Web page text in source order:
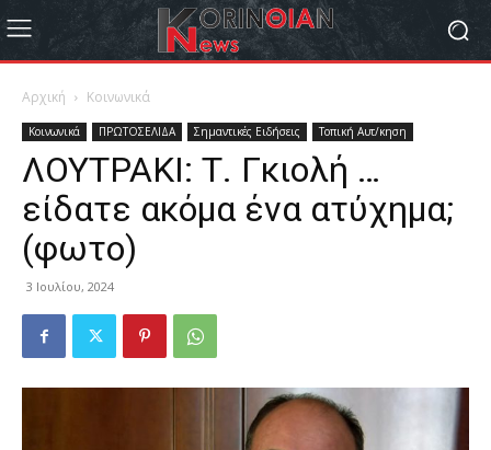
Αρχική Κοινωνικά
Κοινωνικά ΠΡΩΤΟΣΕΛΙΔΑ Σημαντικές Ειδήσεις Τοπική Αυτ/κηση
ΛΟΥΤΡΑΚΙ: Τ. Γκιολή …
είδατε ακόμα ένα ατύχημα;
(φωτο)
3 Ιουλίου, 2024